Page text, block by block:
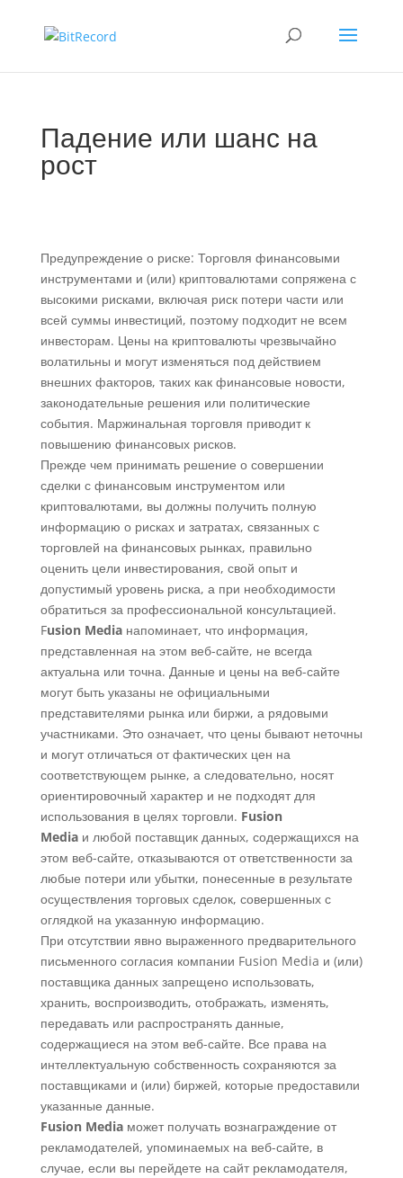
Падение или шанс на
рост
Предупреждение о риске: Торговля финансовыми
инструментами и (или) криптовалютами сопряжена с
высокими рисками, включая риск потери части или
всей суммы инвестиций, поэтому подходит не всем
инвесторам. Цены на криптовалюты чрезвычайно
волатильны и могут изменяться под действием
внешних факторов, таких как финансовые новости,
законодательные решения или политические
события. Маржинальная торговля приводит к
повышению финансовых рисков.
Прежде чем принимать решение о совершении
сделки с финансовым инструментом или
криптовалютами, вы должны получить полную
информацию о рисках и затратах, связанных с
торговлей на финансовых рынках, правильно
оценить цели инвестирования, свой опыт и
допустимый уровень риска, а при необходимости
обратиться за профессиональной консультацией.
Fusion Mediaнапоминает, что информация,
представленная на этом веб-сайте, не всегда
актуальна или точна. Данные и цены на веб-сайте
могут быть указаны не официальными
представителями рынка или биржи, а рядовыми
участниками. Это означает, что цены бывают неточны
и могут отличаться от фактических цен на
соответствующем рынке, а следовательно, носят
ориентировочный характер и не подходят для
использования в целях торговли. Fusion
Mediaи любой поставщик данных, содержащихся на
этом веб-сайте, отказываются от ответственности за
любые потери или убытки, понесенные в результате
осуществления торговых сделок, совершенных с
оглядкой на указанную информацию.
При отсутствии явно выраженного предварительного
письменного согласия компании Fusion Media и (или)
поставщика данных запрещено использовать,
хранить, воспроизводить, отображать, изменять,
передавать или распространять данные,
содержащиеся на этом веб-сайте. Все права на
интеллектуальную собственность сохраняются за
поставщиками и (или) биржей, которые предоставили
указанные данные.
Fusion Mediaможет получать вознаграждение от
рекламодателей, упоминаемых на веб-сайте, в
случае, если вы перейдете на сайт рекламодателя,